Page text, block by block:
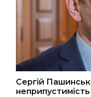
Сергій